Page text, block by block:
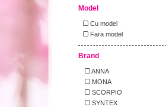
Model
Cu model
Fara model
Brand
ANNA
MONA
SCORPIO
SYNTEX